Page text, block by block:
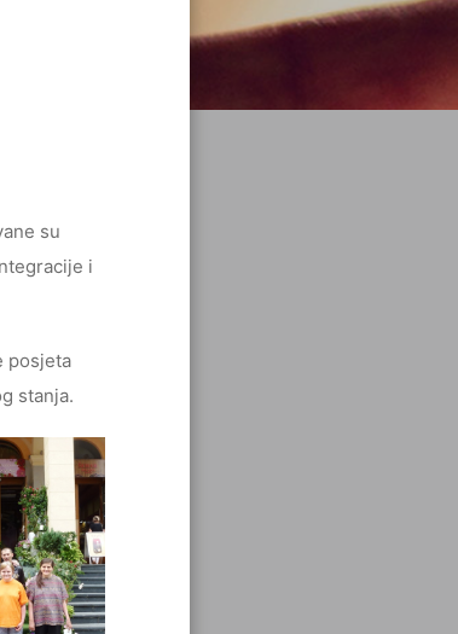
su
i
posjeta
stanja.